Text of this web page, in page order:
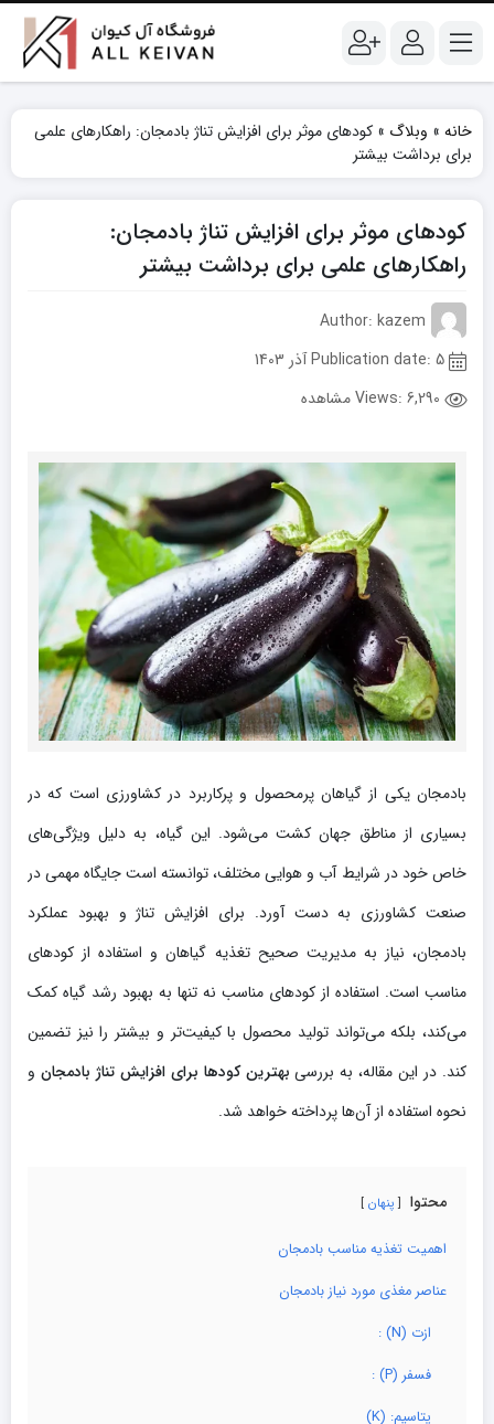
خانه » وبلاگ » کودهای موثر برای افزایش تناژ بادمجان: راهکارهای علمی
برای برداشت بیشتر
کودهای موثر برای افزایش تناژ بادمجان:
راهکارهای علمی برای برداشت بیشتر
Author: kazem
6,290 مشاهده
بادمجان یکی از گیاهان پرمحصول و پرکاربرد در کشاورزی است که در
بسیاری از مناطق جهان کشت می‌شود. این گیاه، به دلیل ویژگی‌های
خاص خود در شرایط آب و هوایی مختلف، توانسته است جایگاه مهمی در
صنعت کشاورزی به دست آورد. برای افزایش تناژ و بهبود عملکرد
بادمجان، نیاز به مدیریت صحیح تغذیه گیاهان و استفاده از کودهای
مناسب است. استفاده از کودهای مناسب نه تنها به بهبود رشد گیاه کمک
می‌کند، بلکه می‌تواند تولید محصول با کیفیت‌تر و بیشتر را نیز تضمین
کند. در این مقاله، به بررسی بهترین کودها برای افزایش تناژ بادمجان و
نحوه استفاده از آن‌ها پرداخته خواهد شد.
محتوا پنهان
اهمیت تغذیه مناسب بادمجان
عناصر مغذی مورد نیاز بادمجان
ازت (N) :
فسفر (P) :
پتاسیم: (K)